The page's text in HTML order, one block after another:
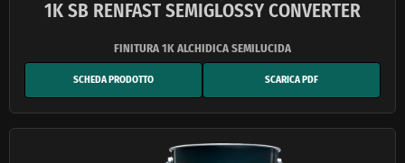
1K SB RENFAST SEMIGLOSSY CONVERTER
SCHEDA PRODOTTO SCARICA PDF